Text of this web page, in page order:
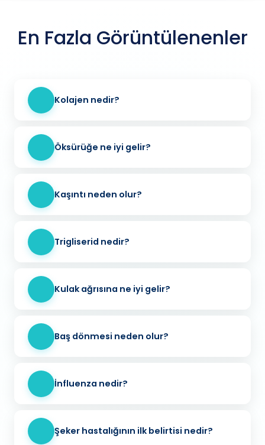
En Fazla Görüntülenenler
Kolajen nedir?
Öksürüğe ne iyi gelir?
Kaşıntı neden olur?
Trigliserid nedir?
Kulak ağrısına ne iyi gelir?
Baş dönmesi neden olur?
İnfluenza nedir?
Şeker hastalığının ilk belirtisi nedir?